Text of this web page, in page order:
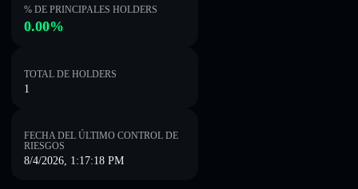
% DE PRINCIPALES HOLDERS
0.00%
TOTAL DE HOLDERS
1
FECHA DEL ÚLTIMO CONTROL DE
RIESGOS
8/4/2026, 1:17:18 PM